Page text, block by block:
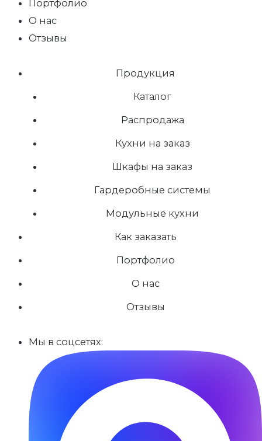
Портфолио
О нас
Отзывы
Продукция
Каталог
Распродажа
Кухни на заказ
Шкафы на заказ
Гардеробные системы
Модульные кухни
Как заказать
Портфолио
О нас
Отзывы
Мы в соцсетях: